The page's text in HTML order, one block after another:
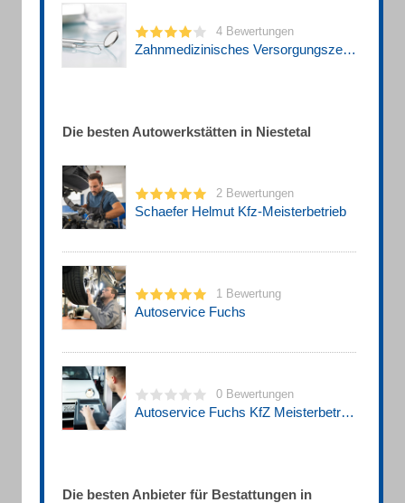
4 Bewertungen
Zahnmedizinisches Versorgungszentrum ZMK GmbH
Die besten Autowerkstätten in Niestetal
2 Bewertungen
Schaefer Helmut Kfz-Meisterbetrieb
1 Bewertung
Autoservice Fuchs
0 Bewertungen
Autoservice Fuchs KfZ Meisterbetrieb
Die besten Anbieter für Bestattungen in